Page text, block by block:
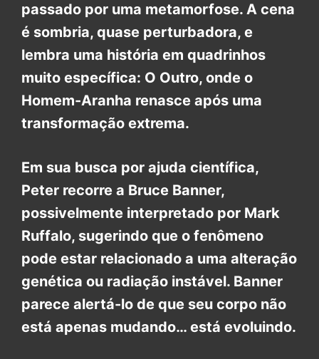
passado por uma metamorfose. A cena
é sombria, quase perturbadora, e
lembra uma história em quadrinhos
muito específica: O Outro, onde o
Homem-Aranha renasce após uma
transformação extrema.
Em sua busca por ajuda científica,
Peter recorre a Bruce Banner,
possivelmente interpretado por Mark
Ruffalo, sugerindo que o fenômeno
pode estar relacionado a uma alteração
genética ou radiação instável. Banner
parece alertá-lo de que seu corpo não
está apenas mudando… está evoluindo.